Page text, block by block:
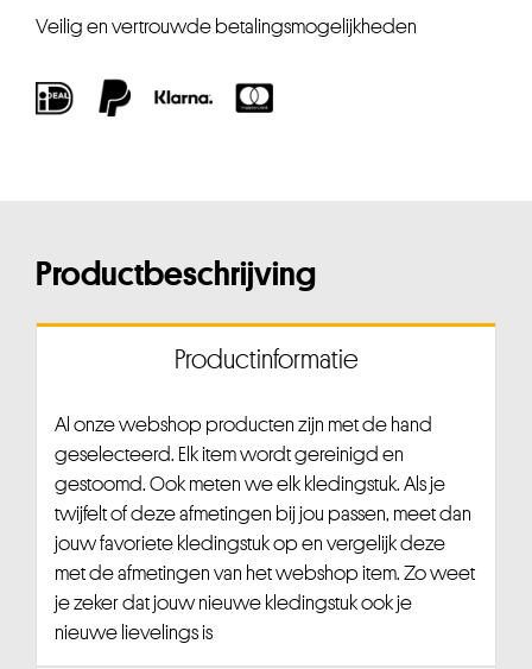
Veilig en vertrouwde betalingsmogelijkheden
Productbeschrijving
Productinformatie
Al onze webshop producten zijn met de hand
geselecteerd. Elk item wordt gereinigd en
gestoomd. Ook meten we elk kledingstuk. Als je
twijfelt of deze afmetingen bij jou passen, meet dan
jouw favoriete kledingstuk op en vergelijk deze
met de afmetingen van het webshop item. Zo weet
je zeker dat jouw nieuwe kledingstuk ook je
nieuwe lievelings is